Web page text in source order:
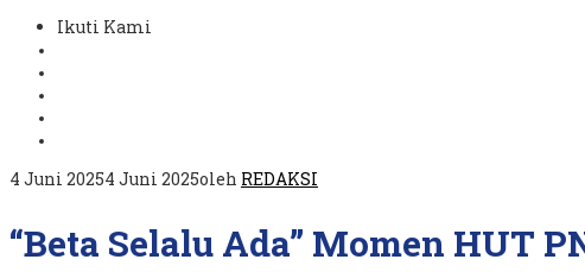
Ikuti Kami
4 Juni 20254 Juni 2025oleh REDAKSI
“Beta Selalu Ada” Momen HUT